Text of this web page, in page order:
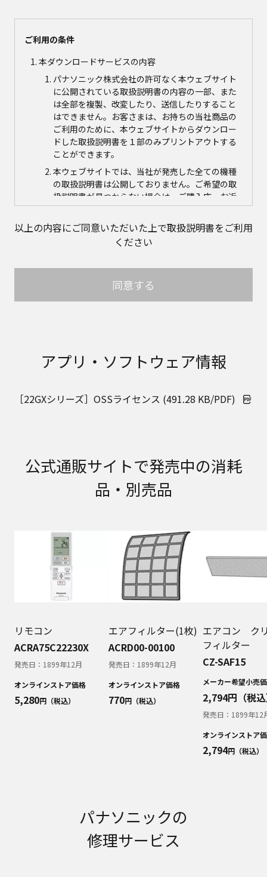
ご利用の条件
本ダウンロードサービスの内容
パナソニック株式会社の許可なく本ウェブサイト
に公開されている取扱説明書の内容の一部、また
は全部を複製、改変したり、送信したりすること
はできません。お客さまは、お持ちの当社商品の
ご利用のために、本ウェブサイトからダウンロー
ドした取扱説明書を１部のみプリントアウトする
ことができます。
本ウェブサイトでは、当社が発売した全ての機種
の取扱説明書は公開しておりません。ご希望の取
扱説明書が見つからない場合は、ご購入店、お近
くの当社商品の取扱店、または当社サービス会社
に直接お問い合わせの上、ご購入いただきますよ
うお願いいたします。ただし、商品自体の生産中
止などの理由により、当該商品につき取扱説明書
めご了承ください。
本ウェブサイトに公開されている取扱説明書の対
象商品が生産中止などの理由でご購入できない場
のお取り扱いについて。パナソニック株式会社お
ために利用し、その記録を残すことがあります。
なお、本ウェブサイトに公開されている取扱説明
書は、原則として商品が発売された当初のものを
掲載しています。したがいまして、会社名やお客
様ご相談窓口の連絡先などが変更されている場合
の仕様がその後のマイナーチェンジにより、異な
る場合があります。本ウェブサイトに公開されて
いる取扱説明書の内容とお手持ちの商品の仕様に
相違がある場合は、ご購入店、お近くの当社商品
の取扱店、または当社サービス会社に直接お問い
合わせください。また、商品に同梱される取扱説
予告なく、発売当初のものに代えて、改訂版を本
ウェブサイトに掲載する場合もあります。ただ
し、本ウェブサイトに公開されている取扱説明書
は、商品本体に同梱する取扱説明書の変更の度に
商品には、取扱説明書を補足する操作ガイドなど
の印刷物が同梱されていることがありますが、本
ウェブサイトではそれらの印刷物は公開しており
取扱説明書中に記載する安全上のご注意は、法的
規制などの変化に応じて変更する場合がありま
す。お手持ちの商品に関し、本ウェブサイトに公
以上の内容にご同意いただいた上で取扱説明書をご利用
ください
同意する
アプリ・ソフトウェア情報
［22GXシリーズ］OSSライセンス (491.28 KB/PDF)
公式通販サイトで発売中の消耗
品・別売品
リモコン
ACRA75C22230X
発売日： 1899年12月
オンラインストア価格
5,280円（税込）
エアフィルター(1枚)
ACRD00-00100
発売日： 1899年12月
オンラインストア価格
770円（税込）
エアコン ク
フィルター
CZ-SAF15
メーカー希望小売
2,794円（税
発売日： 1899年12
オンラインストア
2,794円（税込）
パナソニックの
修理サービス